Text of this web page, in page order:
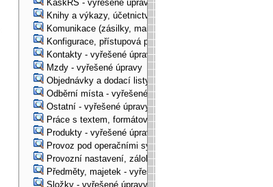
KaskRS - vyřešené úpravy
Knihy a výkazy, účetnictví - vyřešené úpravy
Komunikace (zásilky, mail-systém, ...) - vyřešené úpravy
Konfigurace, přístupová práva, ... - vyřešené úpravy
Kontakty - vyřešené úpravy
Mzdy - vyřešené úpravy
Objednávky a dodací listy - vyřešené úpravy
Odběrní místa - vyřešené úpravy
Ostatní - vyřešené úpravy
Práce s textem, formátování, ... - vyřešené úpravy
Produkty - vyřešené úpravy
Provoz pod operačními systémy, technologické věci -
Provozní nastavení, zálohování, instalace, ... -
Předměty, majetek - vyřešené úpravy
Složky - vyřešené úpravy